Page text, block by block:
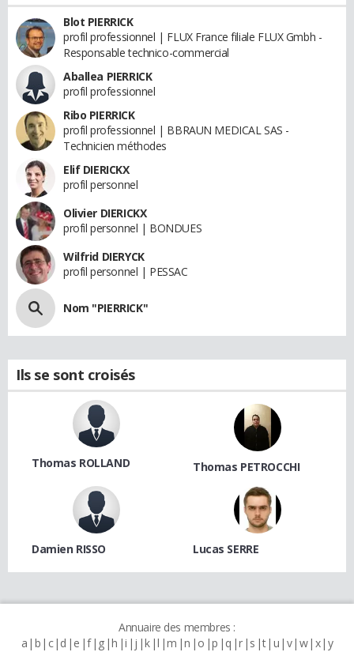
Blot PIERRICK
profil professionnel | FLUX France filiale FLUX Gmbh -
Responsable technico-commercial
Aballea PIERRICK
profil professionnel
Ribo PIERRICK
profil professionnel | BBRAUN MEDICAL SAS -
Technicien méthodes
Elif DIERICKX
profil personnel
Olivier DIERICKX
profil personnel | BONDUES
Wilfrid DIERYCK
profil personnel | PESSAC
Nom "PIERRICK"
Ils se sont croisés
Thomas ROLLAND Thomas PETROCCHI
Damien RISSO Lucas SERRE
Annuaire des membres :
a b c d e f g h i j k l m n o p q r s t u v w x y